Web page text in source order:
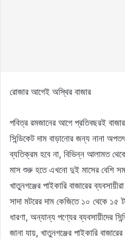
রোজার আগেই অস্থির বাজার
পবিত্র রমজানের আগে প্রতিবছরই
সিন্ডিকেট দাম বাড়ানোর জন্য নানা
ব্যতিক্রম হবে না, বিভিন্ন আলামত
মাস শুরু হতে এখনো দুই মাসের বেশি
খাতুনগঞ্জের পাইকারি বাজারের
সাদা মটরের দাম কেজিতে ১০ থেকে ১৫
ধারণা, অন্যান্য পণ্যের ব্যবসায়ীদের
জানা যায়, খাতুনগঞ্জের পাইকারি